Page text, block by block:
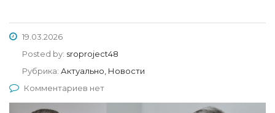
19.03.2026
Posted by: sroproject48
Рубрика: Актуально, Новости
Комментариев нет